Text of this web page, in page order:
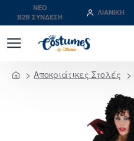
NEO
B2B ΣΥΝΔΕΣΗ
ΛΙΑΝΙΚΉ
Αποκριάτικες Στολές